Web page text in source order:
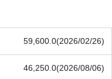
59,600.0(2026/02/26)
46,250.0(2026/08/06)